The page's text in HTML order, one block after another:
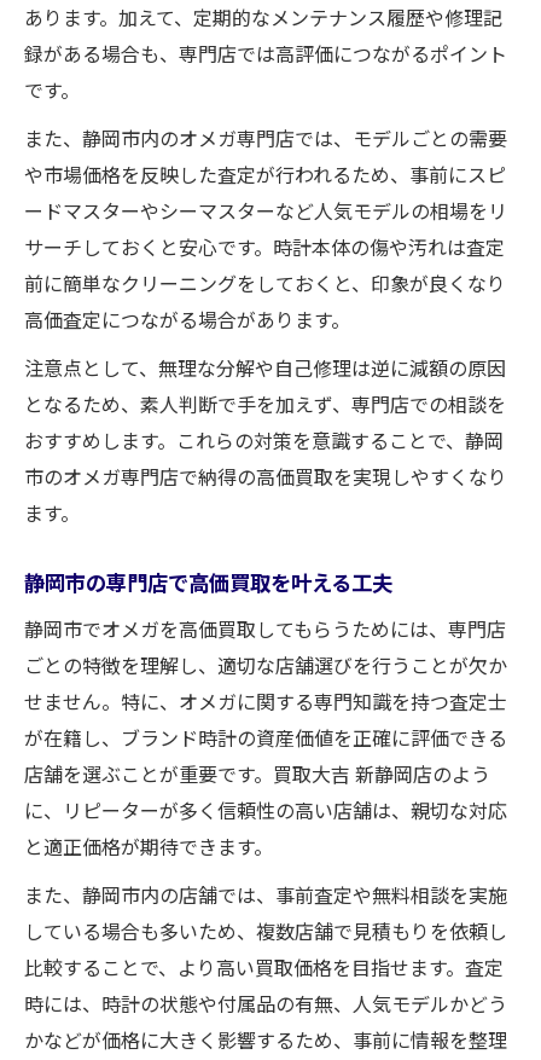
あります。加えて、定期的なメンテナンス履歴や修理記
録がある場合も、専門店では高評価につながるポイント
です。
また、静岡市内のオメガ専門店では、モデルごとの需要
や市場価格を反映した査定が行われるため、事前にスピ
ードマスターやシーマスターなど人気モデルの相場をリ
サーチしておくと安心です。時計本体の傷や汚れは査定
前に簡単なクリーニングをしておくと、印象が良くなり
高価査定につながる場合があります。
注意点として、無理な分解や自己修理は逆に減額の原因
となるため、素人判断で手を加えず、専門店での相談を
おすすめします。これらの対策を意識することで、静岡
市のオメガ専門店で納得の高価買取を実現しやすくなり
ます。
静岡市の専門店で高価買取を叶える工夫
静岡市でオメガを高価買取してもらうためには、専門店
ごとの特徴を理解し、適切な店舗選びを行うことが欠か
せません。特に、オメガに関する専門知識を持つ査定士
が在籍し、ブランド時計の資産価値を正確に評価できる
店舗を選ぶことが重要です。買取大吉 新静岡店のよう
に、リピーターが多く信頼性の高い店舗は、親切な対応
と適正価格が期待できます。
また、静岡市内の店舗では、事前査定や無料相談を実施
している場合も多いため、複数店舗で見積もりを依頼し
比較することで、より高い買取価格を目指せます。査定
時には、時計の状態や付属品の有無、人気モデルかどう
かなどが価格に大きく影響するため、事前に情報を整理